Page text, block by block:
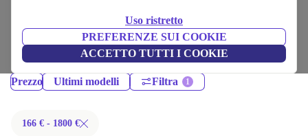
Uso ristretto
PREFERENZE SUI COOKIE
ACCETTO TUTTI I COOKIE
Portatili Lenovo ricondizionati certificati sotto 1800 – risparmia fino al
40%. Resi entro 30 giorni e garanzia di 12 mesi. Acquista in modo
sostenibile oggi!
Prezzo Ultimi modelli Filtra
166 € - 1800 €